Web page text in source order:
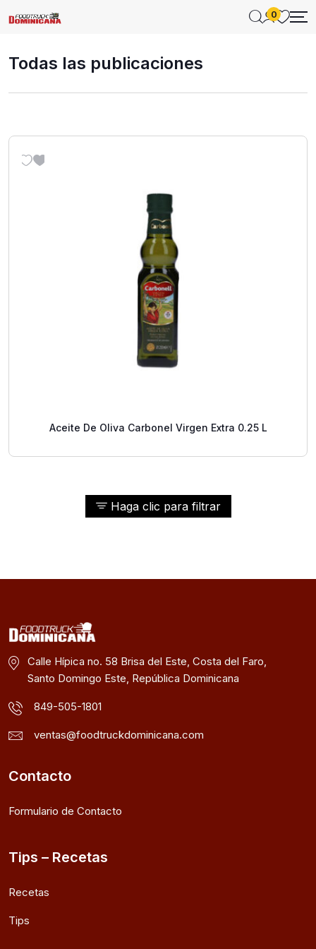
0
Todas las publicaciones
Haga clic para filtrar
Aceite De Oliva Carbonel Virgen Extra 0.25 L
Calle Hípica no. 58 Brisa del Este, Costa del Faro,
Santo Domingo Este, República Dominicana
849-505-1801
ventas@foodtruckdominicana.com
Contacto
Formulario de Contacto
Tips – Recetas
Recetas
Tips